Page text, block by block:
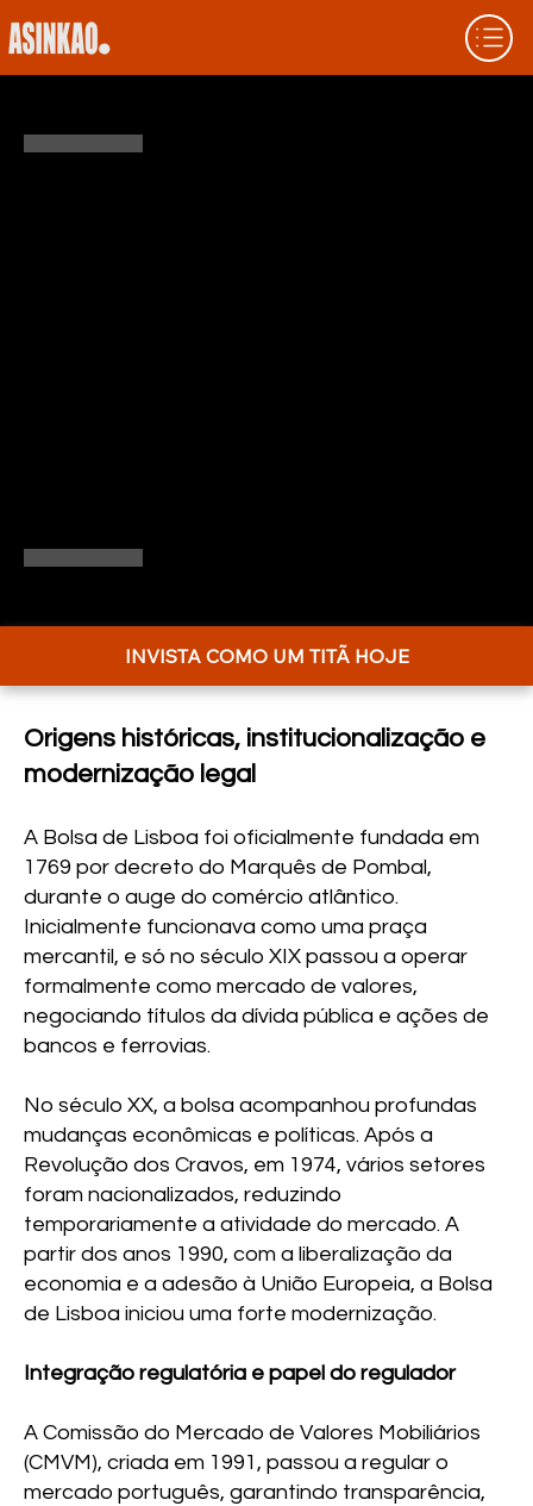
Origens históricas, institucionalização e
modernização legal
A Bolsa de Lisboa foi oficialmente fundada em
1769 por decreto do Marquês de Pombal,
durante o auge do comércio atlântico.
Inicialmente funcionava como uma praça
mercantil, e só no século XIX passou a operar
formalmente como mercado de valores,
negociando títulos da dívida pública e ações de
bancos e ferrovias.
No século XX, a bolsa acompanhou profundas
mudanças econômicas e políticas. Após a
Revolução dos Cravos, em 1974, vários setores
foram nacionalizados, reduzindo
temporariamente a atividade do mercado. A
partir dos anos 1990, com a liberalização da
economia e a adesão à União Europeia, a Bolsa
de Lisboa iniciou uma forte modernização.
Integração regulatória e papel do regulador
A Comissão do Mercado de Valores Mobiliários
(CMVM), criada em 1991, passou a regular o
mercado português, garantindo transparência,
INVISTA COMO UM TITÃ HOJE